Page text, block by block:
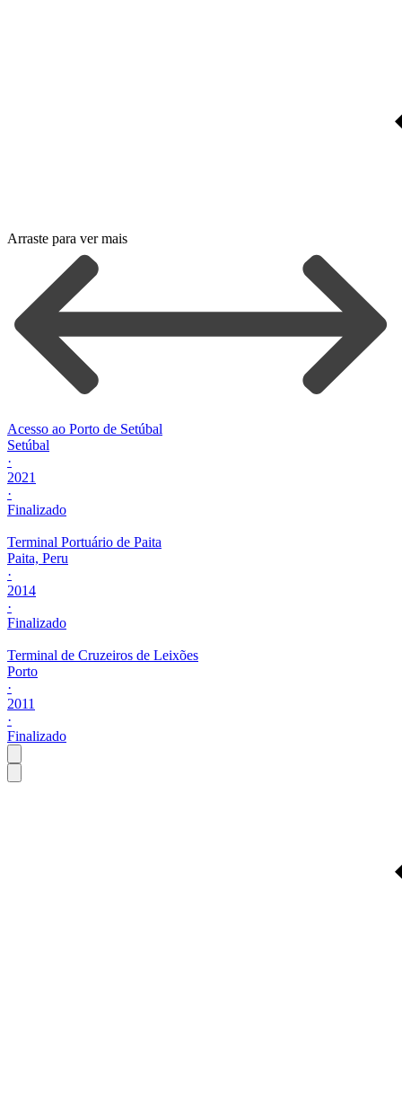
Arraste para ver mais
Acesso ao Porto de Setúbal
Setúbal
·
2021
·
Finalizado
Terminal Portuário de Paita
Paita, Peru
·
2014
·
Finalizado
Terminal de Cruzeiros de Leixões
Porto
·
2011
·
Finalizado